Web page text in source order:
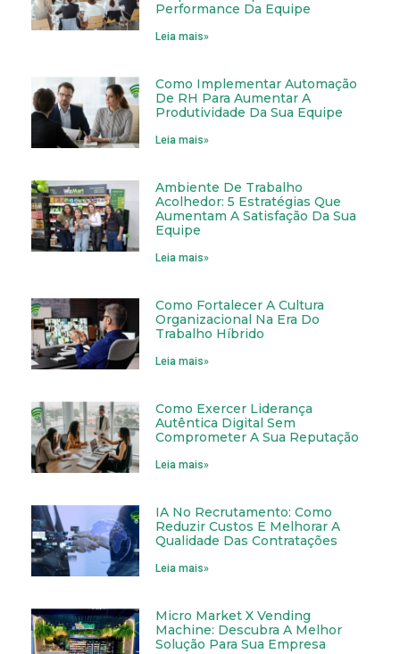
Performance Da Equipe
Leia mais»
Como Implementar Automação
De RH Para Aumentar A
Produtividade Da Sua Equipe
Leia mais»
Ambiente De Trabalho
Acolhedor: 5 Estratégias Que
Aumentam A Satisfação Da Sua
Equipe
Leia mais»
Como Fortalecer A Cultura
Organizacional Na Era Do
Trabalho Híbrido
Leia mais»
Como Exercer Liderança
Autêntica Digital Sem
Comprometer A Sua Reputação
Leia mais»
IA No Recrutamento: Como
Reduzir Custos E Melhorar A
Qualidade Das Contratações
Leia mais»
Micro Market X Vending
Machine: Descubra A Melhor
Solução Para Sua Empresa